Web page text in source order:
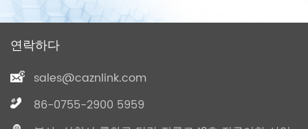
연락하다
sales@caznlink.com
86-0755-2900 5959